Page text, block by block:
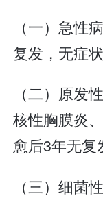
（一）急性
复发，无症
（二）原发
核性胸膜炎
愈后3年无复
（三）细菌